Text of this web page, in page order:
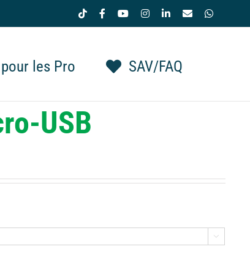
Tiktok FacebookYouTubeInstagramLinkedIn
Email
les Pro SAV/FAQ
USB
